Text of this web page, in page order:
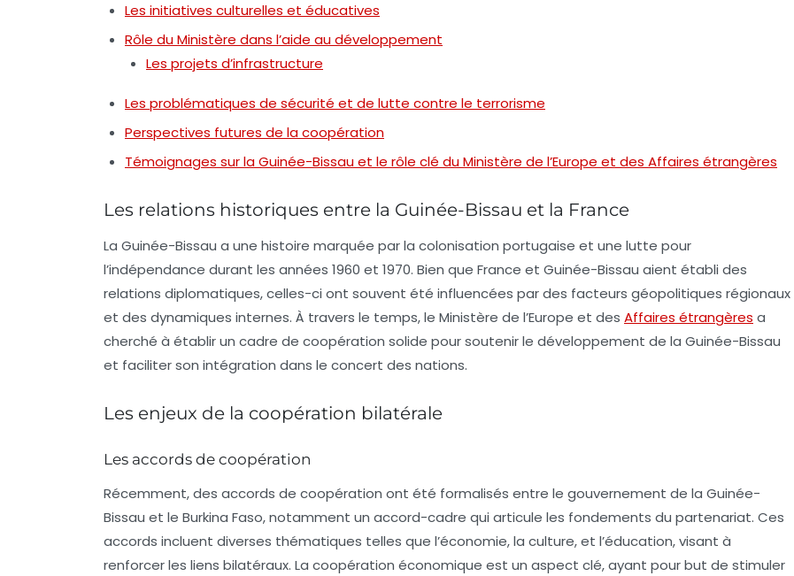
Les initiatives culturelles et éducatives
Rôle du Ministère dans l’aide au développement
Les projets d’infrastructure
Les problématiques de sécurité et de lutte contre le terrorisme
Perspectives futures de la coopération
Témoignages sur la Guinée-Bissau et le rôle clé du Ministère de l’Europe et des Affaires étrangères
Les relations historiques entre la Guinée-Bissau et la France
La Guinée-Bissau a une histoire marquée par la colonisation portugaise et une lutte pour
l’indépendance durant les années 1960 et 1970. Bien que France et Guinée-Bissau aient établi des
relations diplomatiques, celles-ci ont souvent été influencées par des facteurs géopolitiques régionaux
et des dynamiques internes. À travers le temps, le Ministère de l’Europe et des Affaires étrangères a
cherché à établir un cadre de coopération solide pour soutenir le développement de la Guinée-Bissau
et faciliter son intégration dans le concert des nations.
Les enjeux de la coopération bilatérale
Les accords de coopération
Récemment, des accords de coopération ont été formalisés entre le gouvernement de la Guinée-
Bissau et le Burkina Faso, notamment un accord-cadre qui articule les fondements du partenariat. Ces
accords incluent diverses thématiques telles que l’économie, la culture, et l’éducation, visant à
renforcer les liens bilatéraux. La coopération économique est un aspect clé, ayant pour but de stimuler